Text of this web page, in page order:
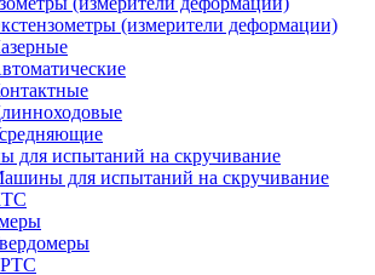
(измерители деформации)
для испытаний на скручивание
для испытаний на скручивание